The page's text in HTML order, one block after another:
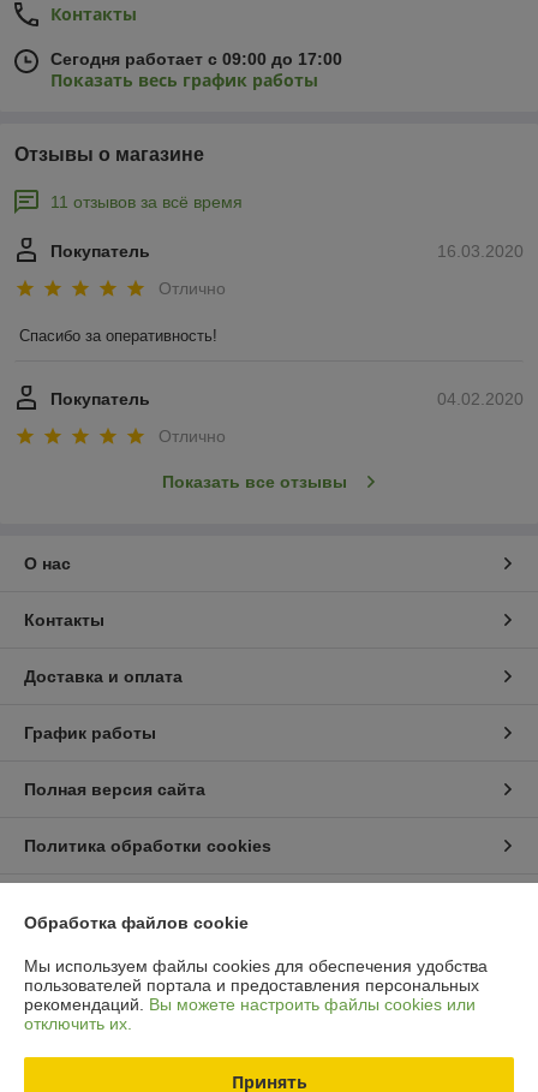
Контакты
Сегодня работает с 09:00 до 17:00
Показать весь график работы
Отзывы о магазине
11 отзывов за всё время
16.03.2020
Покупатель
Отлично
Спасибо за оперативность!
04.02.2020
Покупатель
Отлично
Показать все отзывы
О нас
Контакты
Доставка и оплата
График работы
Полная версия сайта
Политика обработки cookies
Информация для покупателя
Обработка файлов cookie
Мы используем файлы cookies для обеспечения удобства
пользователей портала и предоставления персональных
рекомендаций. Вы можете настроить файлы cookies или
отключить их.
Принять